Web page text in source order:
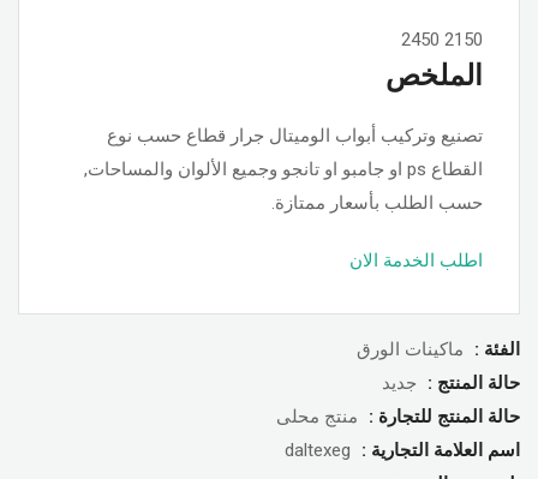
2150
2450
الملخص
تصنيع وتركيب أبواب الوميتال جرار قطاع حسب نوع
القطاع ps او جامبو او تانجو وجميع الألوان والمساحات,
حسب الطلب بأسعار ممتازة.
اطلب الخدمة الان
الفئة :
ماكينات الورق
حالة المنتج :
جديد
حالة المنتج للتجارة :
منتج محلى
اسم العلامة التجارية :
daltexeg